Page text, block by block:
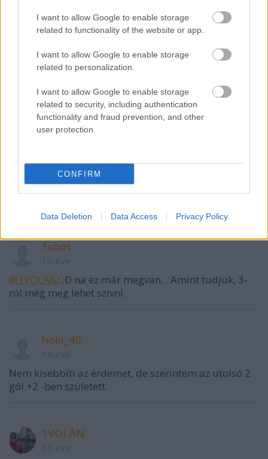
I want to allow Google to enable storage
related to functionality of the website or app.
I want to allow Google to enable storage
related to personalization.
I want to allow Google to enable storage
related to security, including authentication
functionality and fraud prevention, and other
user protection.
CONFIRM
Data Deletion Data Access Privacy Policy
Miskolcifan
16 éve
Megzavartuk még apró gólokkal a litvánokat a
harmad végére :D
1VOLÁN
16 éve
fabot
@1VOLÁN: :D na ez már megvan... Amint tudjuk, 3-
ról még meg lehet szívni.
hoki_40
Nem kisebbíti az érdemet, de szerintem az utolsó 2
gól +2 -ben született.
1VOLÁN